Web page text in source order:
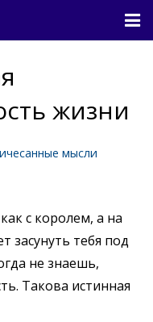
жизни
мысли
с королем, а на
засунуть тебя под
не знаешь,
Такова истинная